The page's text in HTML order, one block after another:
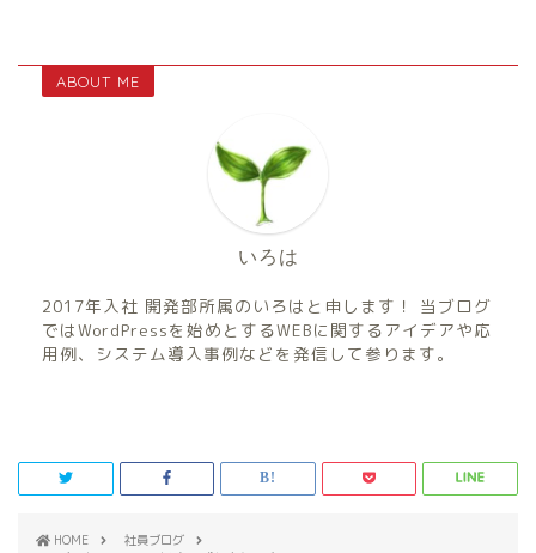
ABOUT ME
いろは
2017年入社 開発部所属のいろはと申します！ 当ブログ
ではWordPressを始めとするWEBに関するアイデアや応
用例、システム導入事例などを発信して参ります。
HOME
社員ブログ